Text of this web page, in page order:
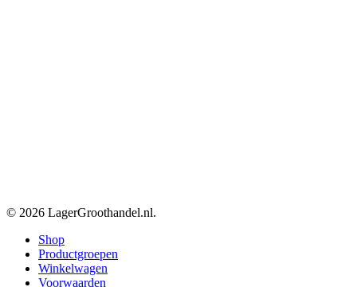
© 2026 LagerGroothandel.nl.
Close
Menu
Shop
Productgroepen
Winkelwagen
Voorwaarden